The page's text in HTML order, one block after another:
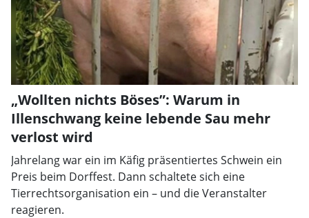
„Wollten nichts Böses”: Warum in
Illenschwang keine lebende Sau mehr
verlost wird
Jahrelang war ein im Käfig präsentiertes Schwein ein
Preis beim Dorffest. Dann schaltete sich eine
Tierrechtsorganisation ein – und die Veranstalter
reagieren.